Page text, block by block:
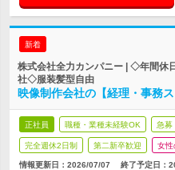
新着
株式会社全力カンパニー | ◇年間
社◇服装髪型自由
映像制作会社の【経理・事務
正社員 職種・業種未経験OK 急募
完全週休2日制 第二新卒歓迎 女性
情報更新日：2026/07/07 終了予定日：